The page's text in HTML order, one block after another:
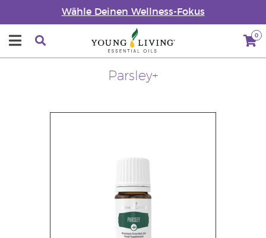
Wähle Deinen Wellness-Fokus
0
Parsley+